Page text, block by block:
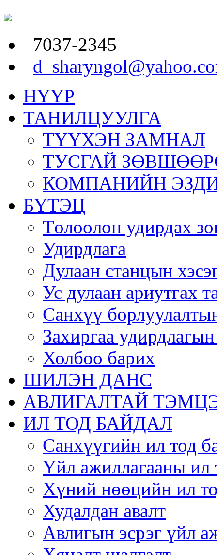
7037-2345
НҮҮР
ТАНИЛЦУУЛГА
ТҮҮХЭН ЗАМНАЛ
ТУСГАЙ
КОМПАНИЙН
БҮТЭЦ
Төлөөлөн удирдах
Удирдлага
Дулаан станцын
Ус дулаан ариутгах
Санхүү
Захиргаа удирдлагын
Холбоо барих
ШИЛЭН ДАНС
АВЛИГАЛТАЙ
ИЛ ТОД БАЙДАЛ
Санхүүгийн ил тод
Үйл ажиллагааны ил
Хүний нөөцийн ил
Худалдан авалт
Авлигын эсрэг үйл